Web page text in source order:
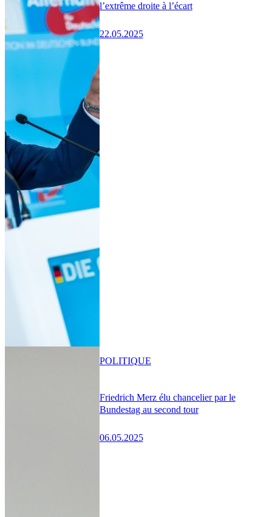
l’extrême droite à l’écart
22.05.2025
Friedrich Merz élu chancelier par le
Bundestag au second tour
06.05.2025
POLITIQUE